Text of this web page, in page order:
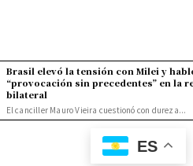
Brasil elevó la tensión con Milei y
“provocación sin precedentes” en la
bilateral
El canciller Mauro Vieira cuestionó con dureza...
ES